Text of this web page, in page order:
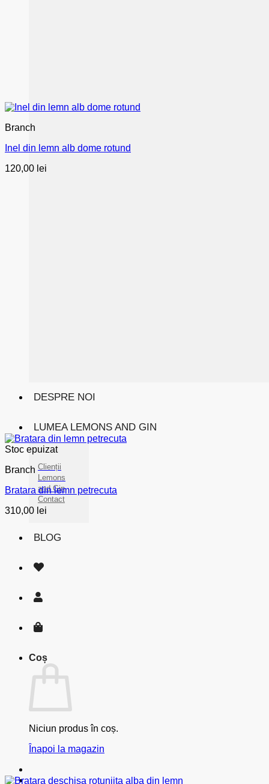
DESPRE NOI
LUMEA LEMONS AND GIN
Clienții
Lemons
and Gin
Contact
BLOG
Coș
Niciun produs în coș.
Înapoi la magazin
Branch
Inel din lemn alb dome rotund
120,00 lei
Stoc epuizat
Branch
Bratara din lemn petrecuta
310,00 lei